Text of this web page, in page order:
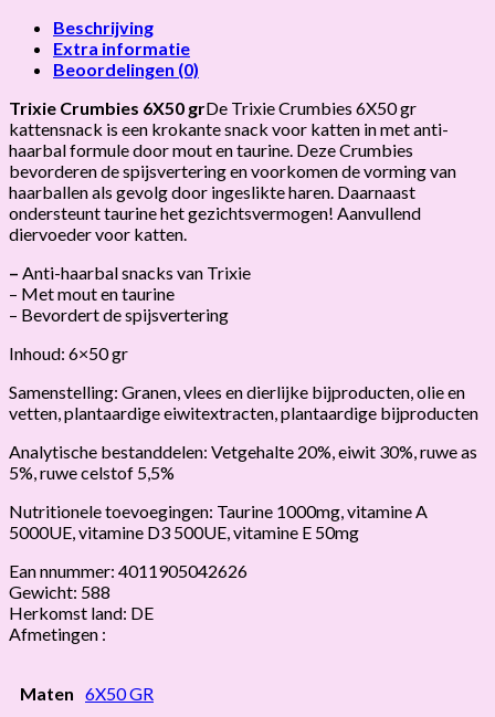
Beschrijving
Extra informatie
Beoordelingen (0)
Trixie Crumbies 6X50 grDe Trixie Crumbies 6X50 gr
kattensnack is een krokante snack voor katten in met anti-
haarbal formule door mout en taurine. Deze Crumbies
bevorderen de spijsvertering en voorkomen de vorming van
haarballen als gevolg door ingeslikte haren. Daarnaast
ondersteunt taurine het gezichtsvermogen! Aanvullend
diervoeder voor katten.
– Anti-haarbal snacks van Trixie
– Met mout en taurine
– Bevordert de spijsvertering
Inhoud: 6×50 gr
Samenstelling: Granen, vlees en dierlijke bijproducten, olie en
vetten, plantaardige eiwitextracten, plantaardige bijproducten
Analytische bestanddelen: Vetgehalte 20%, eiwit 30%, ruwe as
5%, ruwe celstof 5,5%
Nutritionele toevoegingen: Taurine 1000mg, vitamine A
5000UE, vitamine D3 500UE, vitamine E 50mg
Ean nnummer: 4011905042626
Gewicht: 588
Herkomst land: DE
Afmetingen :
Maten 6X50 GR